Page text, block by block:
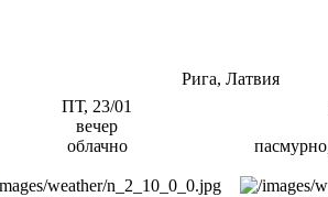
Рига, Латвия
ПТ, 23/01
вечер
облачно